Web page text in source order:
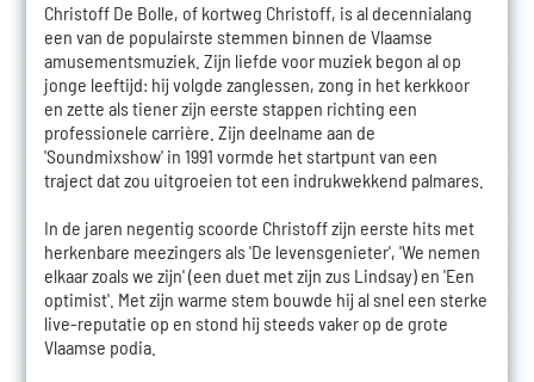
Christoff De Bolle, of kortweg Christoff, is al decennialang
een van de populairste stemmen binnen de Vlaamse
amusementsmuziek. Zijn liefde voor muziek begon al op
jonge leeftijd: hij volgde zanglessen, zong in het kerkkoor
en zette als tiener zijn eerste stappen richting een
professionele carrière. Zijn deelname aan de
'Soundmixshow' in 1991 vormde het startpunt van een
traject dat zou uitgroeien tot een indrukwekkend palmares.
In de jaren negentig scoorde Christoff zijn eerste hits met
herkenbare meezingers als 'De levensgenieter', 'We nemen
elkaar zoals we zijn' (een duet met zijn zus Lindsay) en 'Een
optimist'. Met zijn warme stem bouwde hij al snel een sterke
live-reputatie op en stond hij steeds vaker op de grote
Vlaamse podia.